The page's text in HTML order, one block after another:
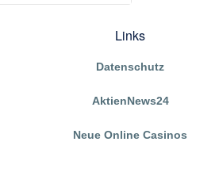
Links
Datenschutz
AktienNews24
Neue Online Casinos